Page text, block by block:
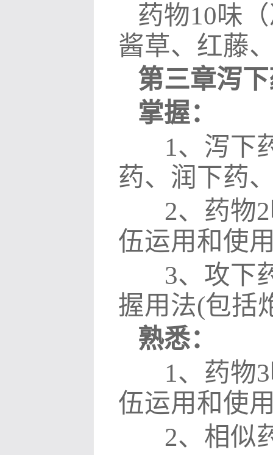
药物10味
酱草、红藤
第三章泻
掌握：
1、泻下
药、润下药
2、药物2
伍运用和使
3、攻下
握用法(包括
熟悉：
1、药物3
伍运用和使
2、相似